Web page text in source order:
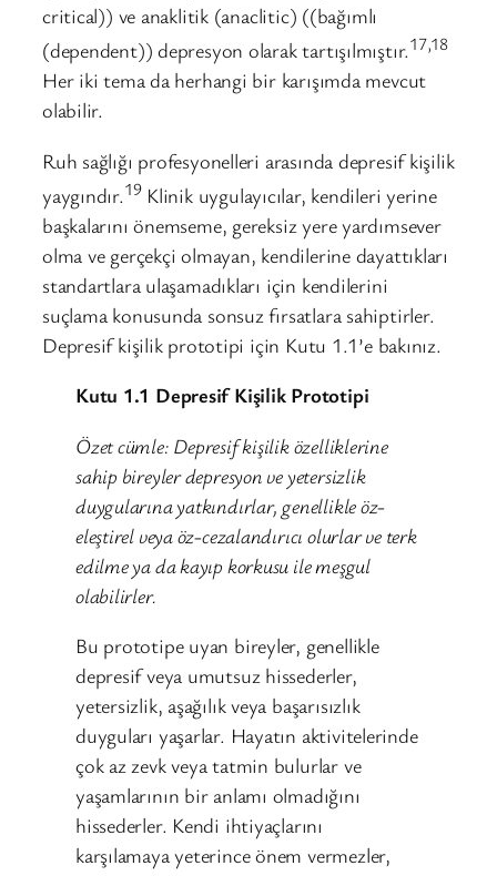
critical)) ve anaklitik (anaclitic) ((bağımlı
(dependent)) depresyon olarak tartışılmıştır.17,18
Her iki tema da herhangi bir karışımda mevcut
olabilir.
Ruh sağlığı profesyonelleri arasında depresif kişilik
yaygındır.19Klinik uygulayıcılar, kendileri yerine
başkalarını önemseme, gereksiz yere yardımsever
olma ve gerçekçi olmayan, kendilerine dayattıkları
standartlara ulaşamadıkları için kendilerini
suçlama konusunda sonsuz fırsatlara sahiptirler.
Depresif kişilik prototipi için Kutu 1.1’e bakınız.
Kutu 1.1 Depresif Kişilik Prototipi
Özet cümle: Depresif kişilik özelliklerine
sahip bireyler depresyon ve yetersizlik
duygularına yatkındırlar, genellikle öz-
eleştirel veya öz-cezalandırıcı olurlar ve terk
edilme ya da kayıp korkusu ile meşgul
olabilirler.
Bu prototipe uyan bireyler, genellikle
depresif veya umutsuz hissederler,
yetersizlik, aşağılık veya başarısızlık
duyguları yaşarlar. Hayatın aktivitelerinde
çok az zevk veya tatmin bulurlar ve
yaşamlarının bir anlamı olmadığını
hissederler. Kendi ihtiyaçlarını
karşılamaya yeterince önem vermezler,